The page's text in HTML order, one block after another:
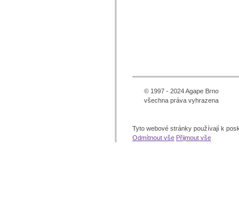
© 1997 - 2024 Agape Brno
všechna práva vyhrazena
Tyto webové stránky používají k